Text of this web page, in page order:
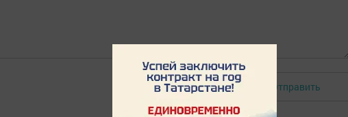
Авторизоваться Отправить